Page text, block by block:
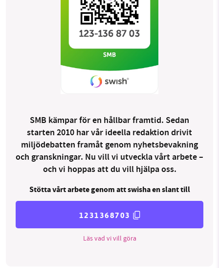
SMB kämpar för en hållbar framtid. Sedan
starten 2010 har vår ideella redaktion drivit
miljödebatten framåt genom nyhetsbevakning
och granskningar. Nu vill vi utveckla vårt arbete –
och vi hoppas att du vill hjälpa oss.
Stötta vårt arbete genom att swisha en slant till
1231368703
Läs vad vi vill göra